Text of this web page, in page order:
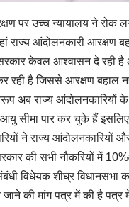
पर उच्च न्यायालय ने रोक
राज्य आंदोलनकारी आरक्षण
केवल आश्वासन दे रही
रही है जिससे आरक्षण बहाल
अब राज्य आंदोलनकारियों
सीमा पार कर चुके हैं इसलिए
ने राज्य आंदोलनकारियों
की सभी नौकरियों में
विधेयक शीघ्र विधानसभा
जाने की मांग पत्र में की है पत्र